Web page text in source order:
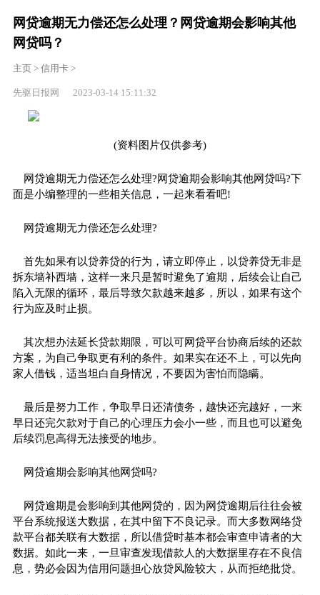
网贷逾期无力偿还怎么处理？网贷逾期会影响其他
网贷吗？
主页> 信用卡>
先驱日报网 2023-03-14 15:11:32
(资料图片仅供参考)
网贷逾期无力偿还怎么处理?网贷逾期会影响其他网贷吗?下
面是小编整理的一些相关信息，一起来看看吧!
网贷逾期无力偿还怎么处理?
首先如果有以贷养贷的行为，请立即停止，以贷养贷无非是
拆东墙补西墙，这样一来只是暂时避免了逾期，后续会让自己
陷入无限的循环，最后导致欠款越来越多，所以，如果有这个
行为应及时止损。
其次想办法延长贷款期限，可以可网贷平台协商后续的还款
方案，为自己争取更有利的条件。如果实在还不上，可以先向
家人借钱，适当坦白自身情况，不要因为害怕而隐瞒。
最后是努力工作，争取早日还清债务，越快还完越好，一来
早日还完欠款对于自己的心理压力会小一些，而且也可以避免
后续罚息高得无法接受的地步。
网贷逾期会影响其他网贷吗?
网贷逾期是会影响到其他网贷的，因为网贷逾期后往往会被
平台系统报送大数据，在其中留下不良记录。而大多数网络贷
款平台都关联有大数据，所以借贷时基本都会审查申请者的大
数据。如此一来，一旦审查发现借款人的大数据里存在不良信
息，势必会因为信用问题担心放贷风险较大，从而拒绝批贷。